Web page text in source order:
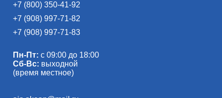
+7 (800) 350-41-92
+7 (908) 997-71-82
+7 (908) 997-71-83
Пн-Пт: с 09:00 до 18:00
Сб-Вс: выходной
(время местное)